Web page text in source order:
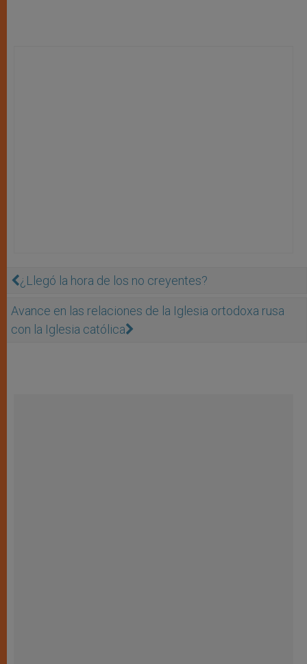
¿Llegó la hora de los no creyentes?
Avance en las relaciones de la Iglesia ortodoxa rusa
con la Iglesia católica